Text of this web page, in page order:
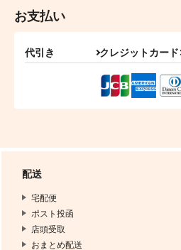
お支払い
代引き クレジットカード
配送
宅配便
ポスト投函
店頭受取
おまとめ配送